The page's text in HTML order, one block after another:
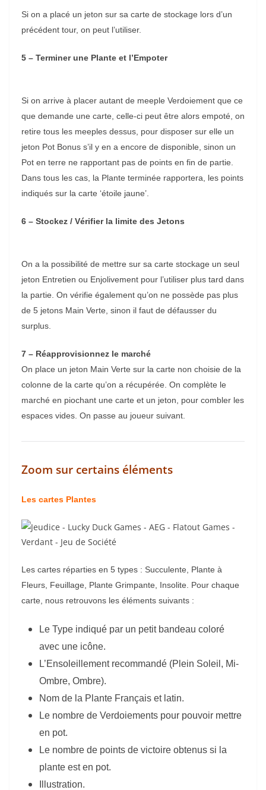
Si on a placé un jeton sur sa carte de stockage lors d’un
précédent tour, on peut l’utiliser.
5 – Terminer une Plante et l’Empoter
Si on arrive à placer autant de meeple Verdoiement que ce
que demande une carte, celle-ci peut être alors empoté, on
retire tous les meeples dessus, pour disposer sur elle un
jeton Pot Bonus s’il y en a encore de disponible, sinon un
Pot en terre ne rapportant pas de points en fin de partie.
Dans tous les cas, la Plante terminée rapportera, les points
indiqués sur la carte ‘étoile jaune’.
6 – Stockez / Vérifier la limite des Jetons
On a la possibilité de mettre sur sa carte stockage un seul
jeton Entretien ou Enjolivement pour l’utiliser plus tard dans
la partie. On vérifie également qu’on ne possède pas plus
de 5 jetons Main Verte, sinon il faut de défausser du
surplus.
7 – Réapprovisionnez le marché
On place un jeton Main Verte sur la carte non choisie de la
colonne de la carte qu’on a récupérée. On complète le
marché en piochant une carte et un jeton, pour combler les
espaces vides. On passe au joueur suivant.
Zoom sur certains éléments
Les cartes Plantes
Les cartes réparties en 5 types : Succulente, Plante à
Fleurs, Feuillage, Plante Grimpante, Insolite. Pour chaque
carte, nous retrouvons les éléments suivants :
Le Type indiqué par un petit bandeau coloré
avec une icône.
L’Ensoleillement recommandé (Plein Soleil, Mi-
Ombre, Ombre).
Nom de la Plante Français et latin.
Le nombre de Verdoiements pour pouvoir mettre
en pot.
Le nombre de points de victoire obtenus si la
plante est en pot.
Illustration.